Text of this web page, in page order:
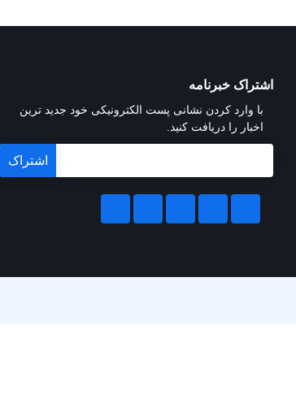
اشتراک خبرنامه
با وارد کردن نشانی پست الکترونیکی خود جدید ترین
اخبار را دریافت کنید.